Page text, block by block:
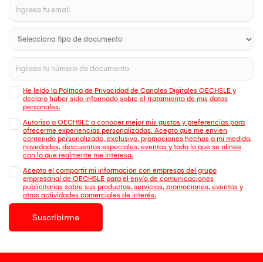
He leído la Política de Privacidad de Canales Digitales OECHSLE y
declaro haber sido informado sobre el tratamiento de mis datos
personales.
Autorizo a OECHSLE a conocer mejor mis gustos y preferencias para
ofrecerme experiencias personalizadas. Acepto que me envien
contenido personalizado, exclusivo, promociones hechas a mi medida,
novedades, descuentos especiales, eventos y todo lo que se alinee
con lo que realmente me interesa.
Acepto el compartir mi información con empresas del grupo
empresarial de OECHSLE para el envío de comunicaciones
publicitarias sobre sus productos, servicios, promociones, eventos y
otras actividades comerciales de interés.
Suscribirme